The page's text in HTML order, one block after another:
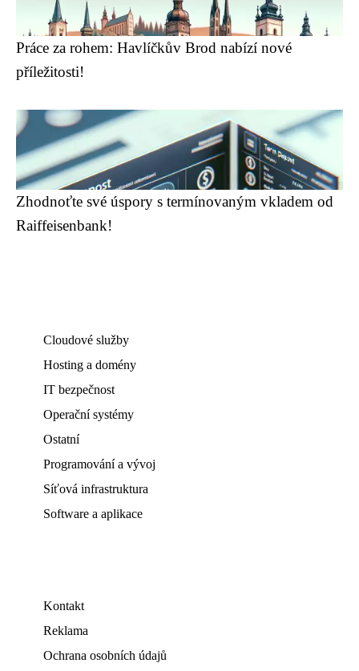
Práce za rohem: Havlíčkův Brod nabízí nové
příležitosti!
Zhodnoťte své úspory s termínovaným vkladem od
Raiffeisenbank!
Cloudové služby
Hosting a domény
IT bezpečnost
Operační systémy
Ostatní
Programování a vývoj
Síťová infrastruktura
Software a aplikace
Kontakt
Reklama
Ochrana osobních údajů